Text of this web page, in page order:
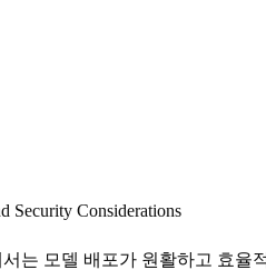
Security Considerations
는 모델 배포가 원활하고 효율